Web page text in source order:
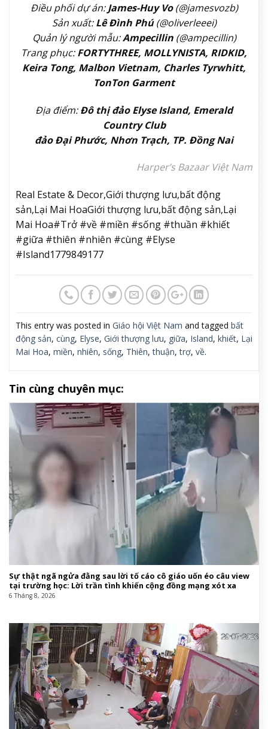
Điều phối dự án:James-Huy Vo(@jamesvozb)
Sản xuất:Lê Đình Phú(@oliverleeei)
Quản lý người mẫu:Ampecillin(@ampecillin)
Trang phục:FORTYTHREE, MOLLYNISTA, RIDKID,
Keira Tong, Malbon Vietnam, Charles Tyrwhitt,
TonTon Garment
Địa điểm:Đô thị đảo Elyse Island, Emerald
Country Club
đảo Đại Phước, Nhơn Trạch, TP. Đồng Nai
Harper’s Bazaar Việt Nam
Real Estate & Decor,Giới thượng lưu,bất động
sản,Lại Mai HoaGiới thượng lưu,bất động sản,Lại
Mai Hoa#Trở #về #miền #sống #thuần #khiết
#giữa #thiên #nhiên #cùng #Elyse
#Island1779849177
This entry was posted in Giáo hội Việt Nam and tagged bất
động sản, cùng, Elyse, Giới thượng lưu, giữa, Island, khiết, Lại
Mai Hoa, miền, nhiên, sống, Thiên,thuận,trợ, về.
Tin cùng chuyên mục:
Sự thật ngã ngửa đằng sau lời tố cáo cô giáo uốn éo câu view
tại trường học: Lời trần tình khiến cộng đồng mạng xót xa
6 Tháng 8, 2026